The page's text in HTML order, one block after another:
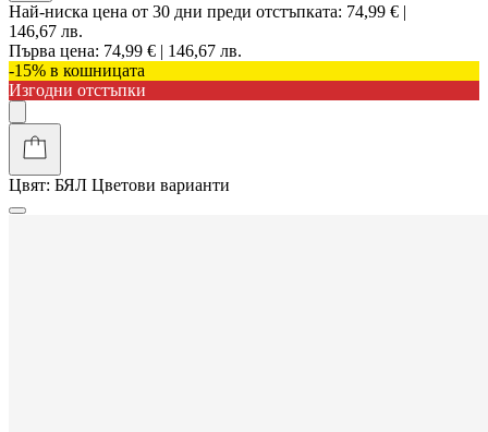
Най-ниска цена от 30 дни преди отстъпката: 74,99 € |
146,67 лв.
Първа цена: 74,99 € | 146,67 лв.
-15% в кошницата
Изгодни отстъпки
Цвят: БЯЛ Цветови варианти